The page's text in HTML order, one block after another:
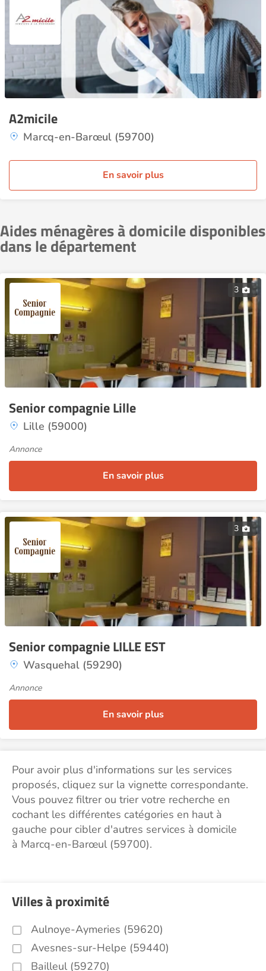
A2micile
Marcq-en-Barœul (59700)
En savoir plus
Aides ménagères à domicile disponibles
dans le département
3
Senior compagnie Lille
Lille (59000)
Annonce
En savoir plus
3
Senior compagnie LILLE EST
Wasquehal (59290)
Annonce
En savoir plus
Pour avoir plus d'informations sur les services
proposés, cliquez sur la vignette correspondante.
Vous pouvez filtrer ou trier votre recherche en
cochant les différentes catégories en haut à
gauche pour cibler d'autres services à domicile
à Marcq-en-Barœul (59700).
Villes à proximité
Aulnoye-Aymeries (59620)
Avesnes-sur-Helpe (59440)
Bailleul (59270)